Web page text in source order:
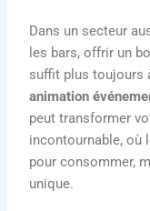
Dans un secteur
les bars, offrir un
suffit plus toujours
animation
peut transformer
incontournable, où
pour consommer,
unique.